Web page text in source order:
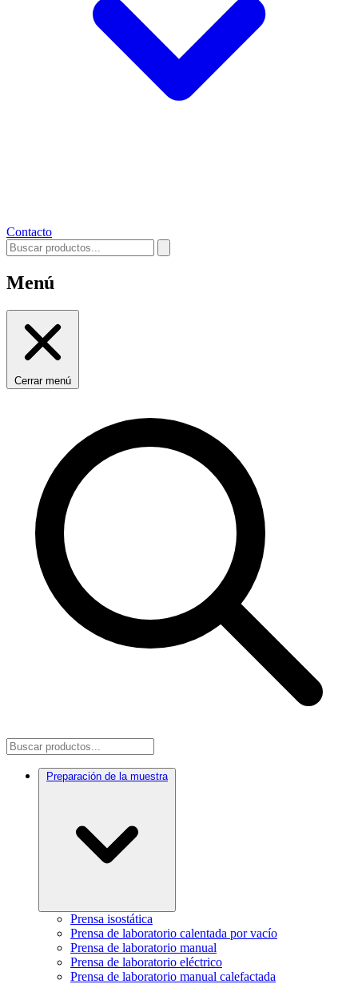
Contacto
Menú
Cerrar menú
Preparación de la muestra
Prensa isostática
Prensa de laboratorio calentada por vacío
Prensa de laboratorio manual
Prensa de laboratorio eléctrico
Prensa de laboratorio manual calefactada